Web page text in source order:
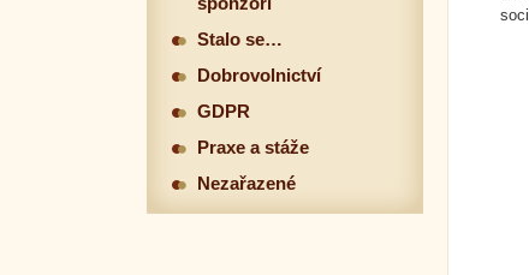
Stalo se…
Dobrovolnictví
GDPR
Praxe a stáže
Nezařazené